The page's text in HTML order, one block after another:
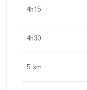
4h15
4h30
5 km